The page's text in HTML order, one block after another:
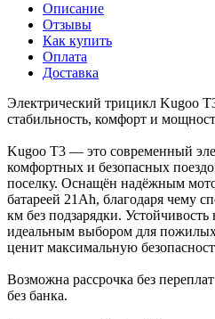
Описание
Отзывы
Как купить
Оплата
Доставка
Электрический трицикл Kugoo
стабильность, комфорт и
Kugoo T3 — это современный
комфортных и безопасных
поселку. Оснащён надёжным
батареей 21Ah, благодаря чему
км без подзарядки. Устойчивость
идеальным выбором для
ценит максимальную
Возможна рассрочка без
без банка.